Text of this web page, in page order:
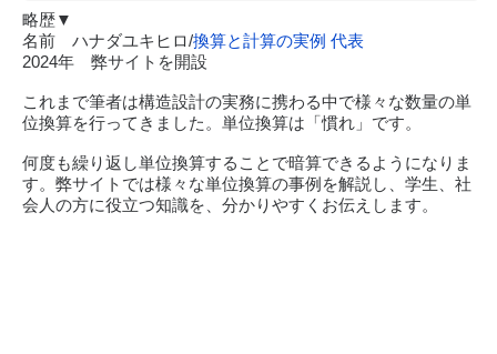
略歴▼
名前 ハナダユキヒロ/換算と計算の実例 代表
2024年 弊サイトを開設
これまで筆者は構造設計の実務に携わる中で様々な数量の単
位換算を行ってきました。単位換算は「慣れ」です。
何度も繰り返し単位換算することで暗算できるようになりま
す。弊サイトでは様々な単位換算の事例を解説し、学生、社
会人の方に役立つ知識を、分かりやすくお伝えします。